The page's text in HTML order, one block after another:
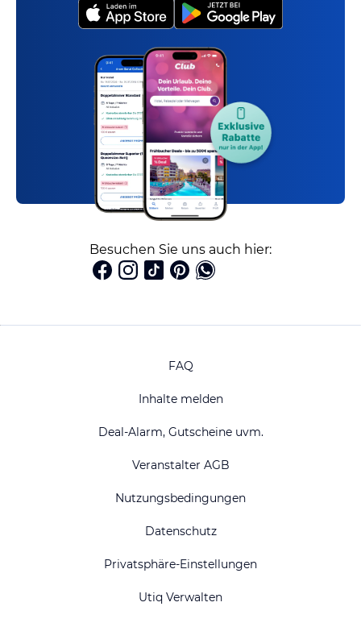
Besuchen Sie uns auch hier:
FAQ
Inhalte melden
Deal-Alarm, Gutscheine uvm.
Veranstalter AGB
Nutzungsbedingungen
Datenschutz
Privatsphäre-Einstellungen
Utiq Verwalten